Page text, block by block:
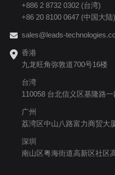
+886 2 8732 0302 (台湾)
+86 20 8100 0647 (中国大陆)
sales@leads-
香港
九龙旺角弥敦道700号16楼
台湾
110058 台北信义区基隆路
广州
荔湾区中山八路富力商贸大
深圳
南山区粤海街道高新区社区